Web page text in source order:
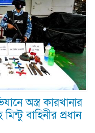
অস্ত্র কারখানার
বাহিনীর প্রধান